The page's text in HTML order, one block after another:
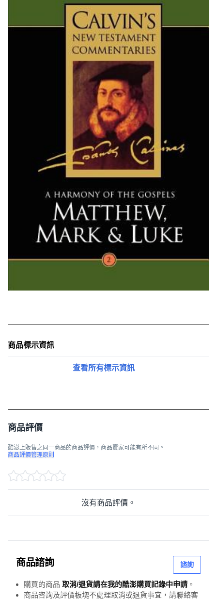
商品標示資訊
查看所有標示資訊
商品評價
酷澎上販售之同一商品的商品評價，商品賣家可能有所不同。
商品評價管理原則
沒有商品評價。
商品諮詢 諮詢
購買的商品 取消/退貨請在我的酷澎購買記錄中申請 。
商品咨詢及評價板塊不處理取消或退貨事宜，請聯絡客